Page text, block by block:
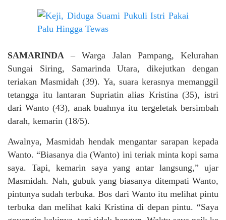
SAMARINDA – Warga Jalan Pampang, Kelurahan
Sungai Siring, Samarinda Utara, dikejutkan dengan
teriakan Masmidah (39). Ya, suara kerasnya memanggil
tetangga itu lantaran Supriatin alias Kristina (35), istri
dari Wanto (43), anak buahnya itu tergeletak bersimbah
darah, kemarin (18/5).
Awalnya, Masmidah hendak mengantar sarapan kepada
Wanto. “Biasanya dia (Wanto) ini teriak minta kopi sama
saya. Tapi, kemarin saya yang antar langsung,” ujar
Masmidah. Nah, gubuk yang biasanya ditempati Wanto,
pintunya sudah terbuka. Bos dari Wanto itu melihat pintu
terbuka dan melihat kaki Kristina di depan pintu. “Saya